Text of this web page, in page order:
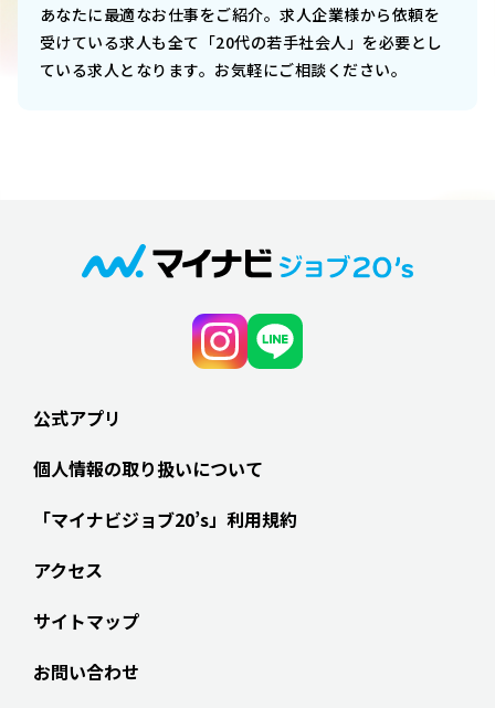
あなたに最適なお仕事をご紹介。求人企業様から依頼を
受けている求人も全て「20代の若手社会人」を必要とし
ている求人となります。お気軽にご相談ください。
公式アプリ
個人情報の取り扱いについて
「マイナビジョブ20’s」利用規約
アクセス
サイトマップ
お問い合わせ